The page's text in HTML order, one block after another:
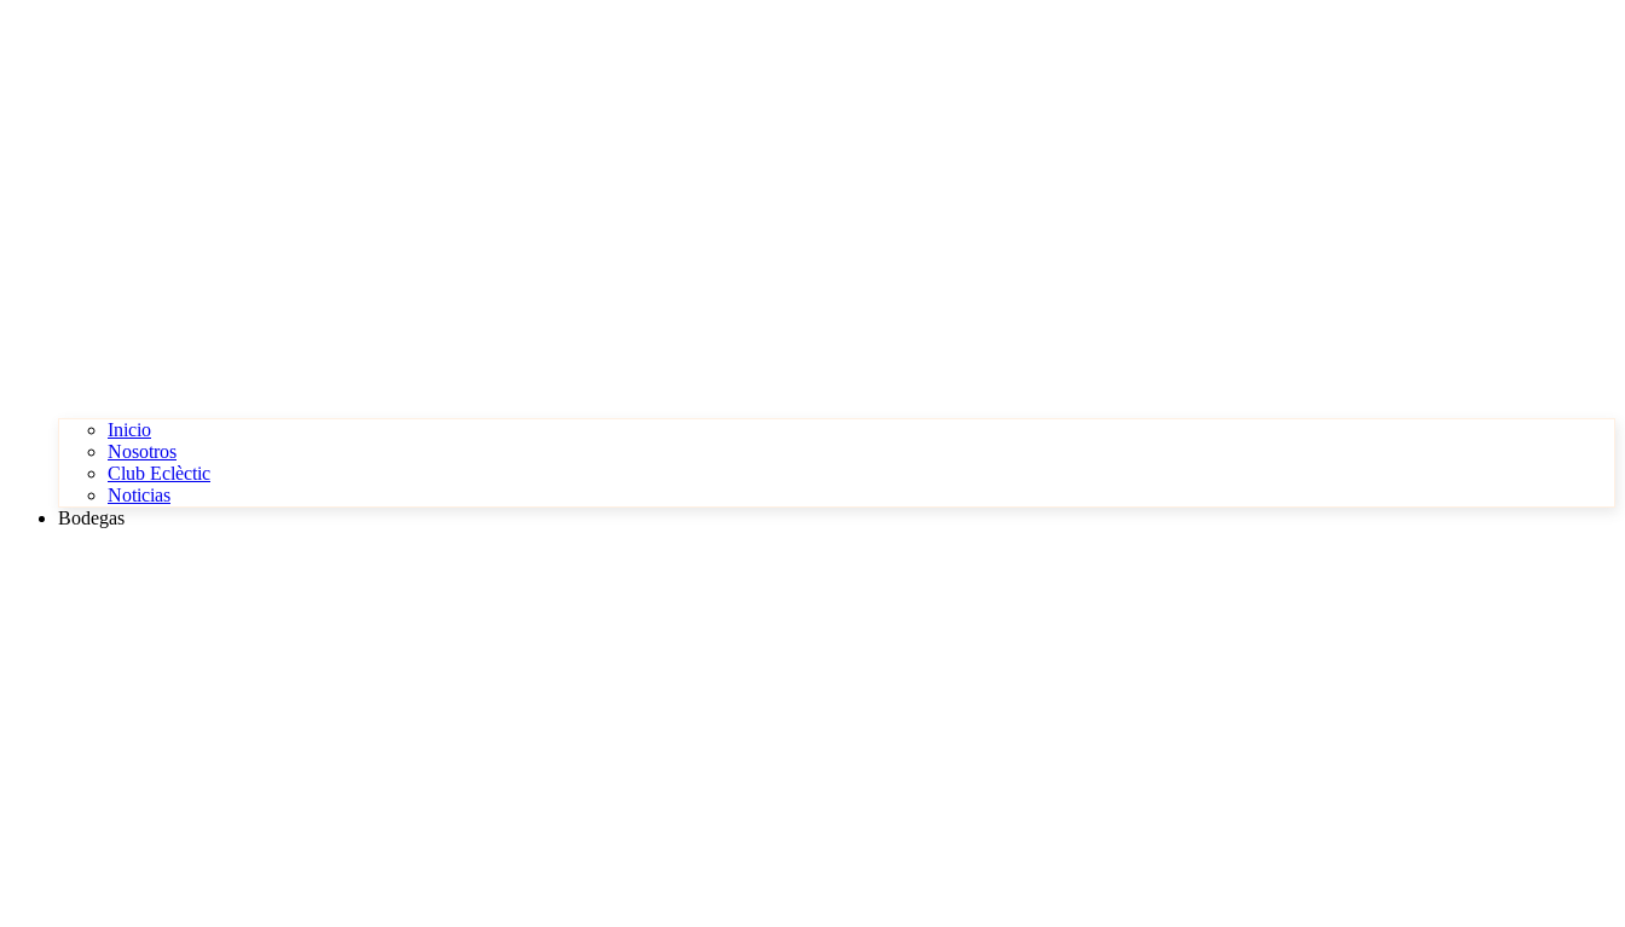
Inicio
Nosotros
Club Eclèctic
Noticias
Bodegas